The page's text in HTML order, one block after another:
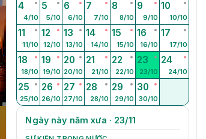
4
4/10
5
5/10
6
6/10
7
7/10
8
8/10
9
9/10
10
10/10
11
11/10
12
12/10
13
13/10
14
14/10
15
15/10
16
16/10
17
17/10
18
18/10
19
19/10
20
20/10
21
21/10
22
22/10
23
23/10
24
24/10
25
25/10
26
26/10
27
27/10
28
28/10
29
29/10
30
30/10
Ngày này năm xưa · 23/11